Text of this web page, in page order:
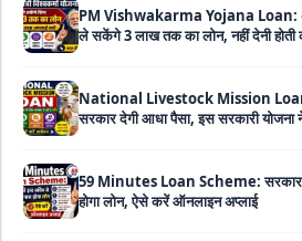
National Livestock Mission Loan:
59 Minutes Loan Scheme: सरकार
MSME Loan Apply Online: इस